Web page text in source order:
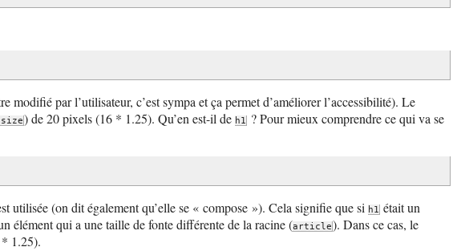
par l’utilisateur, c’est sympa et ça permet d’améliorer l’accessibilité). Le
) de 20 pixels (16 * 1.25). Qu’en est-il de h1
? Pour mieux comprendre ce qui va se
utilisée (on dit également qu’elle se « compose »). Cela signifie que si h1
était un
élément qui a une taille de fonte différente de la racine (article). Dans ce cas, le
1.25).